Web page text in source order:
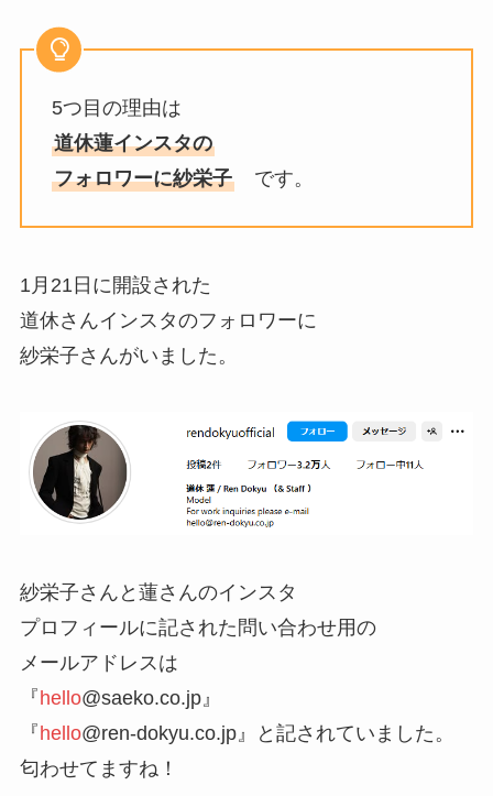
5つ目の理由は
道休蓮インスタの
フォロワーに紗栄子です。
1月21日に開設された
道休さんインスタのフォロワーに
紗栄子さんがいました。
紗栄子さんと蓮さんのインスタ
プロフィールに記された問い合わせ用の
メールアドレスは
『hello@saeko.co.jp』
『hello@ren-dokyu.co.jp』と記されていました。
匂わせてますね！